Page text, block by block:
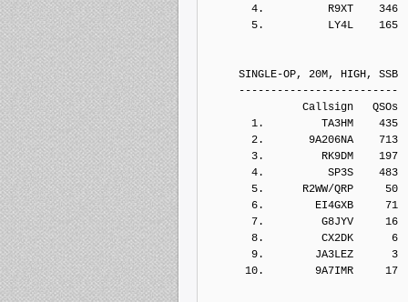
4.          R9XT    346
5.          LY4L    165
SINGLE-OP, 20M, HIGH, SSB
-------------------------
Callsign   QSOs  Points
1.         TA3HM    435
2.       9A206NA    713
3.         RK9DM    197
4.          SP3S    483
5.      R2WW/QRP     50
6.        EI4GXB     71
7.         G8JYV     16
8.         CX2DK      6
9.        JA3LEZ      3
10.        9A7IMR     17